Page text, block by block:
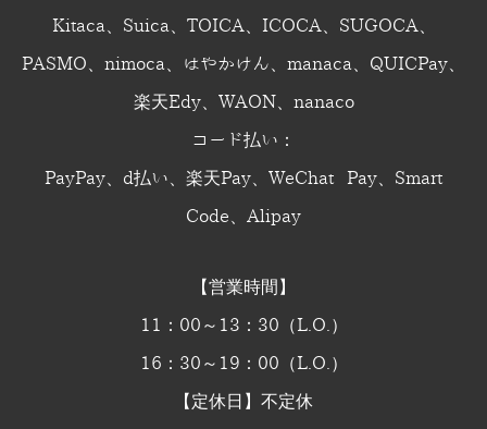
Kitaca、Suica、TOICA、ICOCA、SUGOCA、
PASMO、nimoca、はやかけん、manaca、QUICPay、
楽天Edy、WAON、nanaco
コード払い：
PayPay、d払い、楽天Pay、WeChat Pay、Smart
Code、Alipay
【営業時間】
11：00～13：30（L.O.）
16：30～19：00（L.O.）
【定休日】不定休